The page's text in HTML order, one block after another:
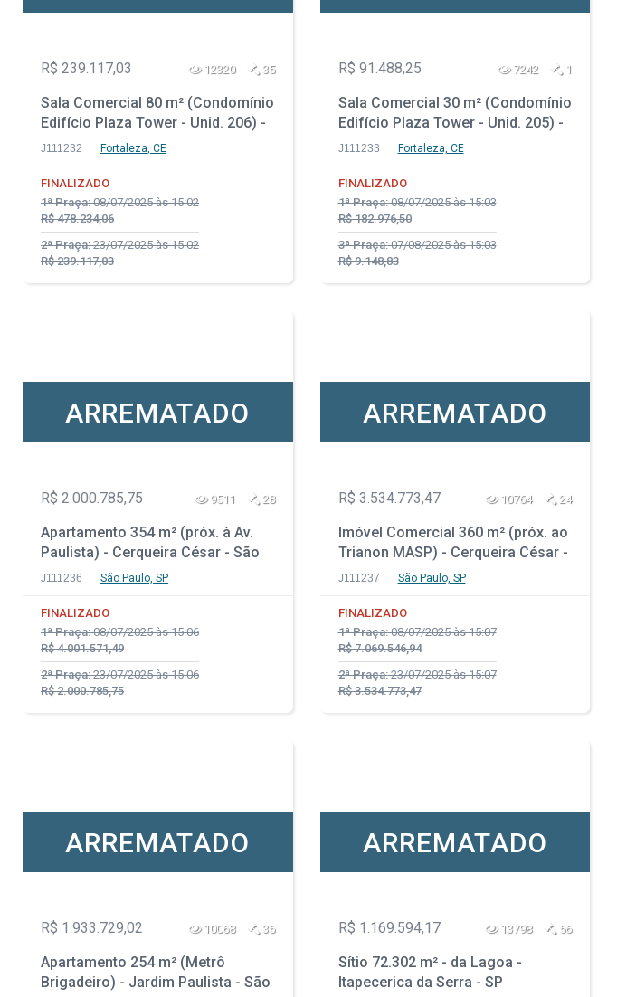
R$ 239.117,03 12320 35
Sala Comercial 80 m² (Condomínio
Edifício Plaza Tower - Unid. 206) -
Meireles - Fortaleza - CE
J111232 Fortaleza, CE
FINALIZADO
1ª Praça:08/07/2025 às 15:02
R$ 478.234,06
2ª Praça:23/07/2025 às 15:02
R$ 239.117,03
R$ 91.488,25 7242 1
Sala Comercial 30 m² (Condomínio
Edifício Plaza Tower - Unid. 205) -
Meireles - Fortaleza - CE
J111233 Fortaleza, CE
FINALIZADO
1ª Praça:08/07/2025 às 15:03
R$ 182.976,50
3ª Praça:07/08/2025 às 15:03
R$ 9.148,83
ARREMATADO
R$ 2.000.785,75 9511 28
Apartamento 354 m² (próx. à Av.
Paulista) - Cerqueira César - São
Paulo - SP
J111236 São Paulo, SP
FINALIZADO
1ª Praça:08/07/2025 às 15:06
R$ 4.001.571,49
2ª Praça:23/07/2025 às 15:06
R$ 2.000.785,75
ARREMATADO
R$ 3.534.773,47 10764 24
Imóvel Comercial 360 m² (próx. ao
Trianon MASP) - Cerqueira César -
São Paulo - SP
J111237 São Paulo, SP
FINALIZADO
1ª Praça:08/07/2025 às 15:07
R$ 7.069.546,94
2ª Praça:23/07/2025 às 15:07
R$ 3.534.773,47
ARREMATADO
R$ 1.933.729,02 10068 36
Apartamento 254 m² (Metrô
Brigadeiro) - Jardim Paulista - São
ARREMATADO
R$ 1.169.594,17 13798 56
Sítio 72.302 m² - da Lagoa -
Itapecerica da Serra - SP